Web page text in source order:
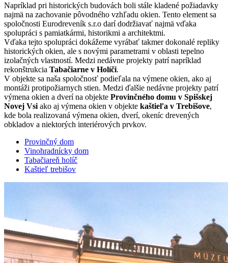
Napríklad pri historických budovách boli stále kladené požiadavky
najmä na zachovanie pôvodného vzhľadu okien. Tento element sa
spoločnosti Eurodreveník s.r.o darí dodržiavať najmä vďaka
spolupráci s pamiatkármi, historikmi a architektmi.
Vďaka tejto spolupráci dokážeme vyrábať takmer dokonalé repliky
historických okien, ale s novými parametrami v oblasti tepelno
izolačných vlastností. Medzi nedávne projekty patrí napríklad
rekonštrukcia Tabačiarne v Holíči.
V objekte sa naša spoločnosť podieľala na výmene okien, ako aj
montáži protipožiarnych stien. Medzi ďalšie nedávne projekty patrí
výmena okien a dverí na objekte Provinčného domu v Spišskej
Novej Vsi ako aj výmena okien v objekte kaštieľa v Trebišove,
kde bola realizovaná výmena okien, dverí, okeníc drevených
obkladov a niektorých interiérových prvkov.
Provinčný dom
Vinohradnícky dom
Tabačiareň holíč
Kaštieľ trebišov